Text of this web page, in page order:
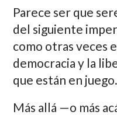
Parece ser que
del siguiente
como otras veces
democracia y la
que están en juego.
Más allá —o más